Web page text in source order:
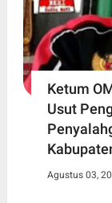
Ketum
Usut
Agustus 03,